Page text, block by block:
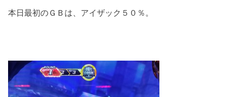
本日最初のＧＢは、アイザック５０％。